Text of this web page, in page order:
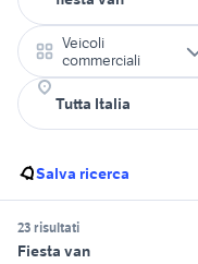
Veicoli
commerciali
Salva ricerca
23 risultati
Fiesta van